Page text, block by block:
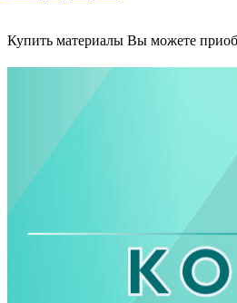
Купить материалы Вы можете